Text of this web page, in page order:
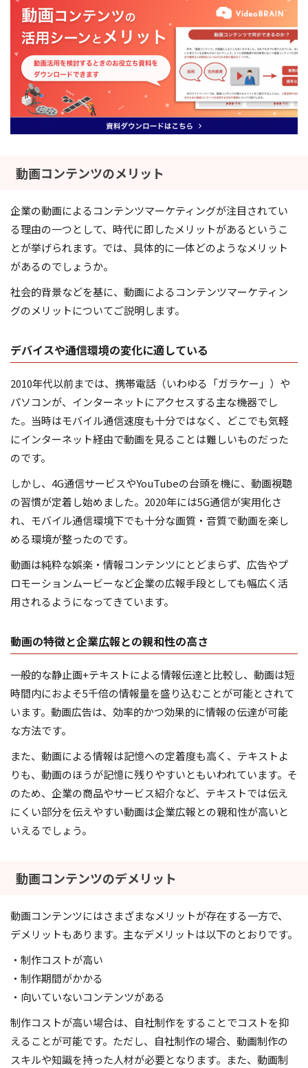
動画コンテンツのメリット
企業の動画によるコンテンツマーケティングが注目されてい
る理由の一つとして、時代に即したメリットがあるというこ
とが挙げられます。では、具体的に一体どのようなメリット
があるのでしょうか。
社会的背景などを基に、動画によるコンテンツマーケティン
グのメリットについてご説明します。
デバイスや通信環境の変化に適している
2010年代以前までは、携帯電話（いわゆる「ガラケー」）や
パソコンが、インターネットにアクセスする主な機器でし
た。当時はモバイル通信速度も十分ではなく、どこでも気軽
にインターネット経由で動画を見ることは難しいものだった
のです。
しかし、4G通信サービスやYouTubeの台頭を機に、動画視聴
の習慣が定着し始めました。2020年には5G通信が実用化さ
れ、モバイル通信環境下でも十分な画質・音質で動画を楽し
める環境が整ったのです。
動画は純粋な娯楽・情報コンテンツにとどまらず、広告やプ
ロモーションムービーなど企業の広報手段としても幅広く活
用されるようになってきています。
動画の特徴と企業広報との親和性の高さ
一般的な静止画+テキストによる情報伝達と比較し、動画は短
時間内におよそ5千倍の情報量を盛り込むことが可能とされて
います。動画広告は、効率的かつ効果的に情報の伝達が可能
な方法です。
また、動画による情報は記憶への定着度も高く、テキストよ
りも、動画のほうが記憶に残りやすいともいわれています。そ
のため、企業の商品やサービス紹介など、テキストでは伝え
にくい部分を伝えやすい動画は企業広報との親和性が高いと
いえるでしょう。
動画コンテンツのデメリット
動画コンテンツにはさまざまなメリットが存在する一方で、
デメリットもあります。主なデメリットは以下のとおりです。
・制作コストが高い
・制作期間がかかる
・向いていないコンテンツがある
制作コストが高い場合は、自社制作をすることでコストを抑
えることが可能です。ただし、自社制作の場合、動画制作の
スキルや知識を持った人材が必要となります。また、動画制